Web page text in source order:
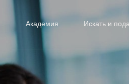
Академия Искать и